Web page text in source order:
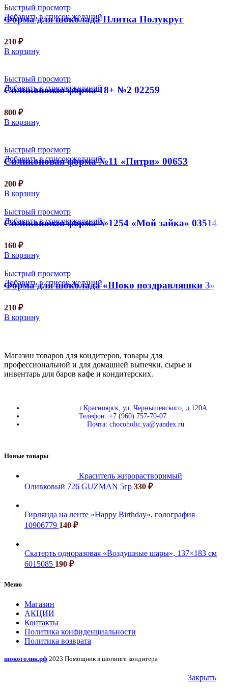
Быстрый просмотр
Добавить в список желаний
Форма для шоколада Плитка Полукруг
210 ₽
В корзину
Быстрый просмотр
Добавить в список желаний
Силиконовая форма 18+ №2 02259
800 ₽
В корзину
Быстрый просмотр
Добавить в список желаний
Силиконовая форма №11 «Питри» 00653
200 ₽
В корзину
Быстрый просмотр
Добавить в список желаний
Силиконовая форма №1254 «Мой зайка» 03514
160 ₽
В корзину
Быстрый просмотр
Добавить в список желаний
Форма для шоколада «Шоко поздравляшки 3»
210 ₽
В корзину
Магазин товаров для кондитеров, товары для
профессиональной и для домашней выпечки, сырье и
инвентарь для баров кафе и кондитерских.
г.Красноярск, ул. Чернышевского, д.120А
Телефон: +7 (960) 757-70-07
Почта: chocoholic.ya@yandex.ru
Новые товары
Краситель жирорастворимый
Оливковый 726 GUZMAN 5гр 330 ₽
Гирлянда на ленте «Happy Birthday», голография
10906779 140 ₽
Скатерть одноразовая «Воздушные шары», 137×183 см
6015085 190 ₽
Меню
Магазин
АКЦИИ
Контакты
Политика конфиденциальности
Политика возврата
шокоголик.рф 2023 Помощник в шопинге кондитера
Закрыть